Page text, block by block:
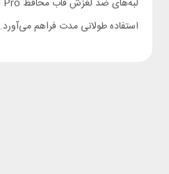
استفاده طولانی مدت فراهم می‌آورد.